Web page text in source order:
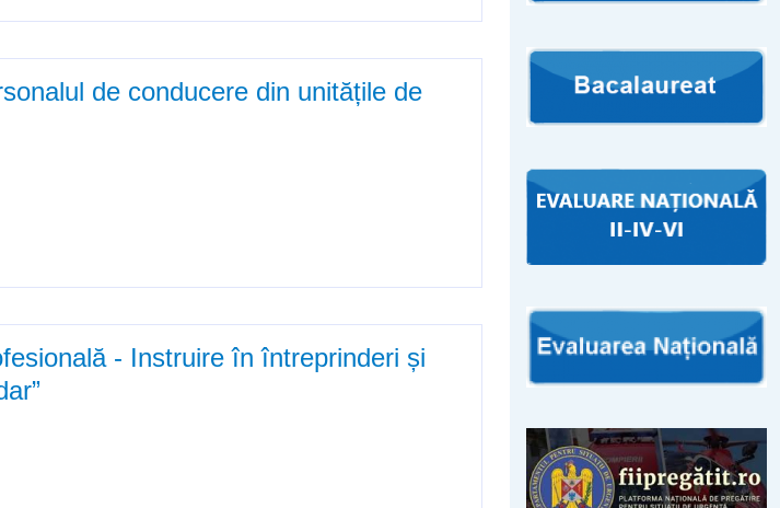
de conducere din unitățile de
personalul de conducere din unitățile de învățământ preuniversitar
- Instruire în întreprinderi și